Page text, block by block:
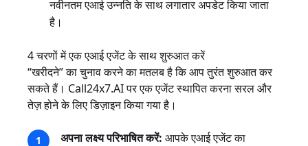
नवीनतम एआई उन्नति के साथ लगातार अपडेट किया जाता
है।
4 चरणों में एक एआई एजेंट के साथ शुरुआत करें
“खरीदने” का चुनाव करने का मतलब है कि आप तुरंत शुरुआत कर
सकते हैं। Call24x7.AI पर एक एजेंट स्थापित करना सरल और
तेज़ होने के लिए डिज़ाइन किया गया है।
अपना लक्ष्य परिभाषित करें: आपके एआई एजेंट का